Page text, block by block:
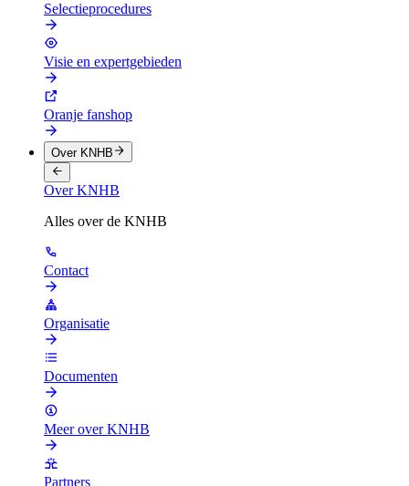
Selectieprocedures
Visie en expertgebieden
Oranje fanshop
Over KNHB
Over KNHB
Alles over de KNHB
Contact
Organisatie
Documenten
Meer over KNHB
Partners